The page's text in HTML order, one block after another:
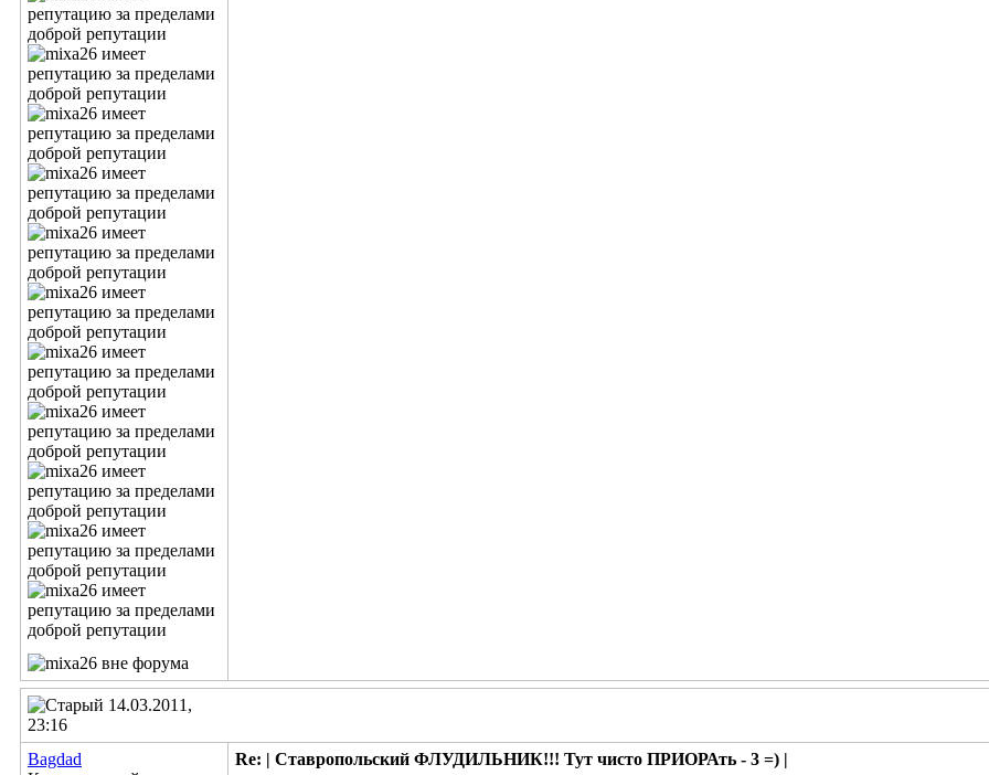
14.03.2011,
23:16
Bagdad
Re: | Ставропольский ФЛУДИЛЬНИК!!! Тут чисто ПРИОРАть - 3 =) |